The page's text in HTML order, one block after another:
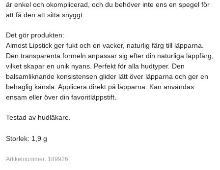
är enkel och okomplicerad, och du behöver inte ens en spegel för
att få den att sitta snyggt.
Det gör produkten:
Almost Lipstick ger fukt och en vacker, naturlig färg till läpparna.
Den transparenta formeln anpassar sig efter din naturliga läppfärg,
vilket skapar en unik nyans. Perfekt för alla hudtyper. Den
balsamliknande konsistensen glider lätt över läpparna och ger en
behaglig känsla. Applicera direkt på läpparna. Kan användas
ensam eller över din favoritläppstift.
Testad av hudläkare.
Storlek: 1,9 g
Artikelnummer: 189926